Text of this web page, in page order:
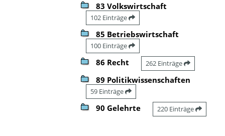
83 Volkswirtschaft
102 Einträge
85 Betriebswirtschaft
100 Einträge
86 Recht 262 Einträge
89 Politikwissenschaften
59 Einträge
90 Gelehrte 220 Einträge